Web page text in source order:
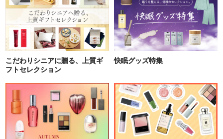
こだわりシニアに贈る、上質ギ
フトセレクション
快眠グッズ特集